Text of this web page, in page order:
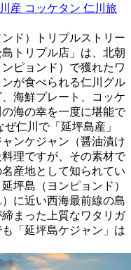
産 コッケタン 仁川旅
ド）トリプルストリー
トリプル店」は、北朝
ピョンド）で獲れたワ
が食べられる仁川グル
海鮮プレート、コッケ
海の幸を一度に堪能で
仁川で「延坪島産」
ンケジャン（醤油漬け
理ですが、その素材で
産地として知られてい
坪島（ヨンピョンド）
に近い西海最前線の島
まった上質なワタリガ
「延坪島ケジャン」は